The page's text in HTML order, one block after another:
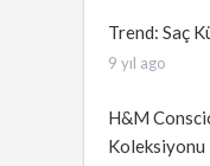
Trend: Saç
9 yıl ago
H&M
Koleksiyonu